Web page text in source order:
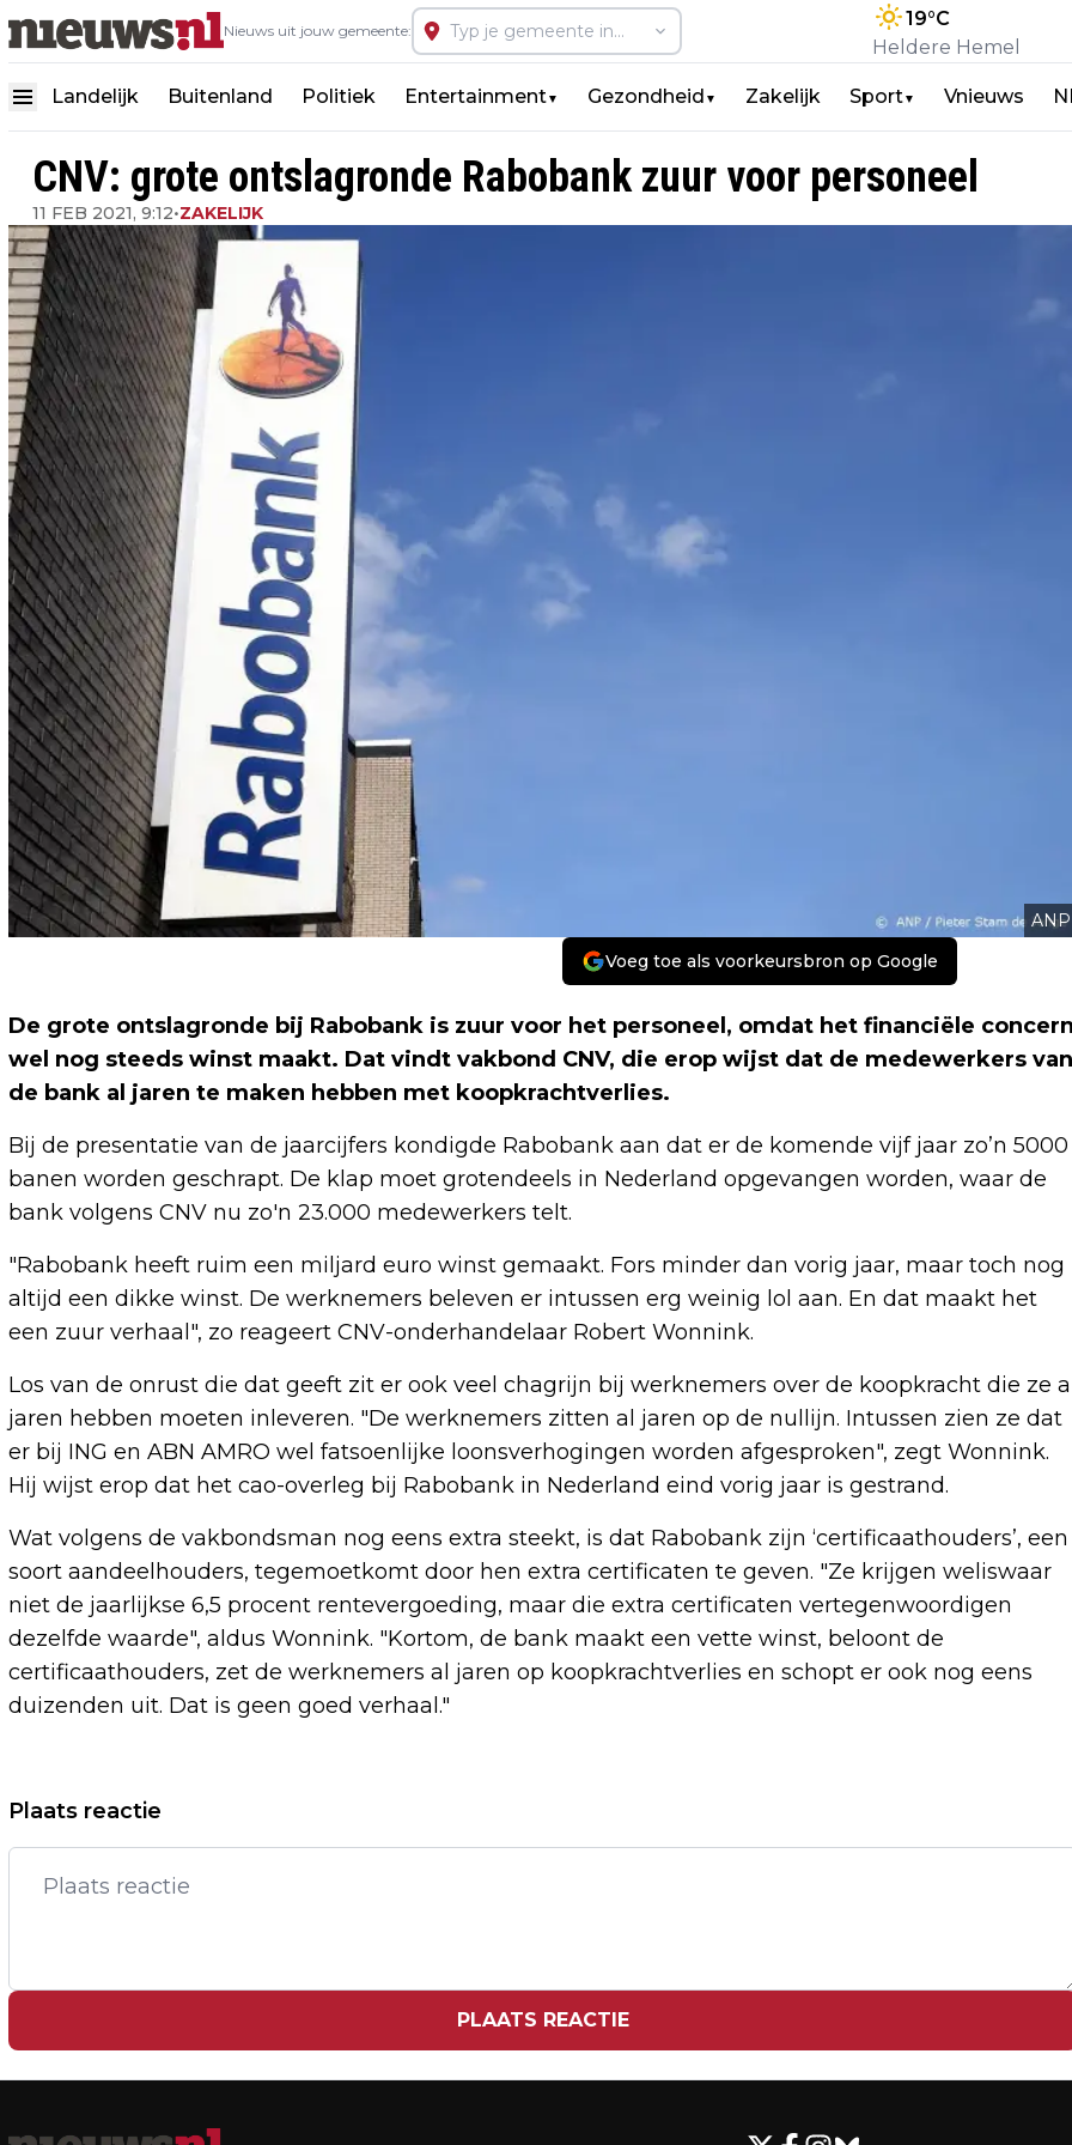
Nieuws uit jouw gemeente:
19°C
Heldere Hemel
Landelijk Buitenland Politiek Entertainment▼ Gezondheid ▼ Zakelijk Sport▼ Vnieuws
CNV: grote ontslagronde Rabobank zuur voor personeel
11 FEB 2021, 9:12•ZAKELIJK
ANP
Voeg toe als voorkeursbron op Google
De grote ontslagronde bij Rabobank is zuur voor het personeel, omdat het financiële
wel nog steeds winst maakt. Dat vindt vakbond CNV, die erop wijst dat de medewerkers van
de bank al jaren te maken hebben met koopkrachtverlies.
Bij de presentatie van de jaarcijfers kondigde Rabobank aan dat er de komende vijf jaar zo’n 5000
banen worden geschrapt. De klap moet grotendeels in Nederland opgevangen worden, waar de
bank volgens CNV nu zo'n 23.000 medewerkers telt.
"Rabobank heeft ruim een miljard euro winst gemaakt. Fors minder dan vorig jaar, maar toch nog
altijd een dikke winst. De werknemers beleven er intussen erg weinig lol aan. En dat maakt het
een zuur verhaal", zo reageert CNV-onderhandelaar Robert Wonnink.
Los van de onrust die dat geeft zit er ook veel chagrijn bij werknemers over de koopkracht die ze
jaren hebben moeten inleveren. "De werknemers zitten al jaren op de nullijn. Intussen zien ze dat
er bij ING en ABN AMRO wel fatsoenlijke loonsverhogingen worden afgesproken", zegt Wonnink.
Hij wijst erop dat het cao-overleg bij Rabobank in Nederland eind vorig jaar is gestrand.
Wat volgens de vakbondsman nog eens extra steekt, is dat Rabobank zijn ‘certificaathouders’, een
soort aandeelhouders, tegemoetkomt door hen extra certificaten te geven. "Ze krijgen weliswaar
niet de jaarlijkse 6,5 procent rentevergoeding, maar die extra certificaten vertegenwoordigen
dezelfde waarde", aldus Wonnink. "Kortom, de bank maakt een vette winst, beloont de
certificaathouders, zet de werknemers al jaren op koopkrachtverlies en schopt er ook nog eens
duizenden uit. Dat is geen goed verhaal."
Vorig artikel
DUURZAAMHEID BELANGRIJKER VOOR
BEDRIJVEN DAN VOOR DE
RUIME MEERDERHEID VOOR
Plaats reactie
PLAATS REACTIE